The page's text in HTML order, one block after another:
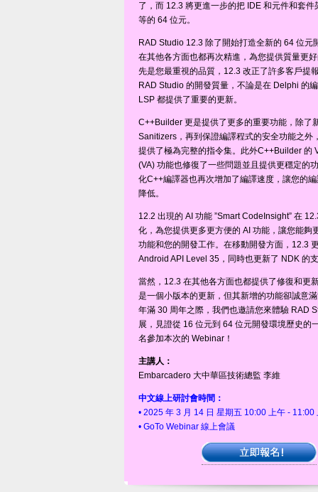
了，而 12.3 將更進一步的把 IDE 和元件和套件
等的 64 位元。
RAD Studio 12.3 除了開始打造全新的 64 位元
在其他各方面也都再次精進，為您提供質量更
先是您最重視的品質，12.3 改正了許多客戶提
RAD Studio 的開發質量，不論是在 Delphi 的
LSP 都提供了重要的更新。
C++Builder 更是提供了更多的重要功能，除了
Sanitizers，再到保證編譯程式的安全功能之外
提供了極為完整的指令集。此外C++Builder 的
(VA) 功能也修復了一些問題並且提供更穩定的
化C++編譯器也再次增加了編譯速度，讓您的
降低。
12.2 出現的 AI 功能 ”Smart CodeInsight” 在
化，為您提供更多更方便的 AI 功能，讓您能夠
功能和您的開發工作。在移動開發方面，12.3
Android API Level 35，同時也更新了 NDK 的
當然，12.3 在其他各方面也都提供了修復和更
是一個小版本的更新，但其新增的功能卻誠意
年滿 30 周年之際，我們也邀請您來體驗 RAD
展，見證從 16 位元到 64 位元開發環境歷史的
名參加本次的 Webinar！
主講人：
Embarcadero 大中華區技術總監 李維
中文線上研討會時間：
• 2025 年 3 月 14 日 星期五 10:00 上午 - 11:00
• GoTo Webinar 線上會議